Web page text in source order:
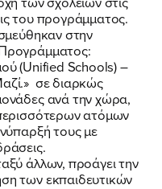
του προγράμματος.
στην
(Unified Schools) –
σε διαρκώς
ανά την χώρα,
ατόμων
τους με
άλλων, προάγει την
των εκπαιδευτικών